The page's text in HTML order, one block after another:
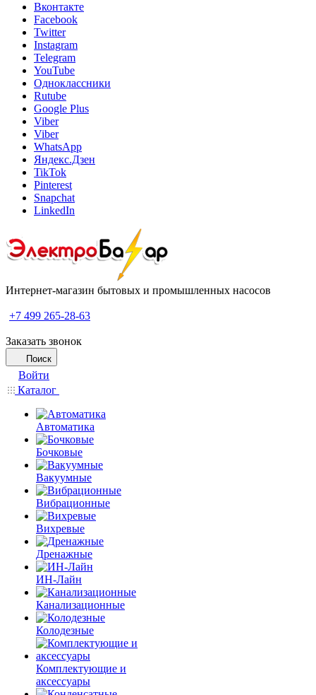
Вконтакте
Facebook
Twitter
Instagram
Telegram
YouTube
Одноклассники
Rutube
Google Plus
Viber
Viber
WhatsApp
Яндекс.Дзен
TikTok
Pinterest
Snapchat
LinkedIn
Интернет-магазин бытовых и промышленных насосов
+7 499 265-28-63
Заказать звонок
Поиск
Войти
Каталог
Автоматика
Бочковые
Вакуумные
Вибрационные
Вихревые
Дренажные
ИН-Лайн
Канализационные
Колодезные
Комплектующие и
аксессуары